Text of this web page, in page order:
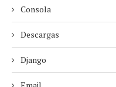
Consola
Descargas
Django